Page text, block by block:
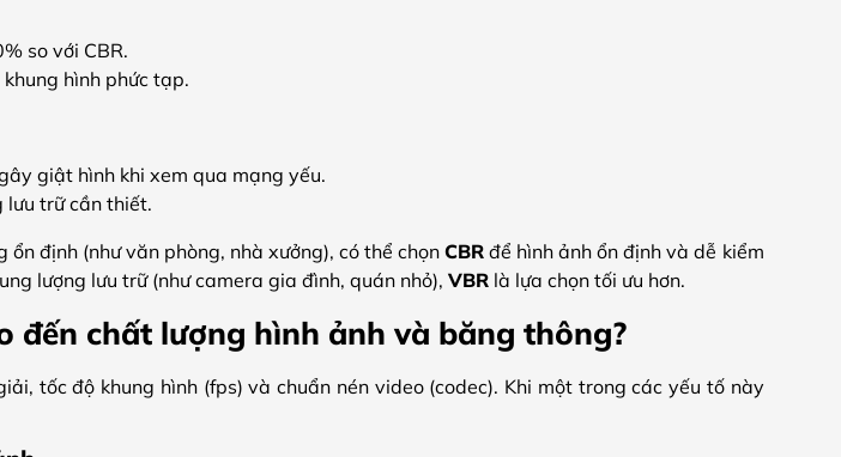
so với CBR.
hình phức tạp.
giật hình khi xem qua mạng yếu.
lưu trữ cần thiết.
ổn định (như văn phòng, nhà xưởng), có thể chọnCBR để hình ảnh ổn định và dễ kiểm
lượng lưu trữ (như camera gia đình, quán nhỏ),VBR là lựa chọn tối ưu hơn.
đến chất lượng hình ảnh và băng thông?
tốc độ khung hình (fps) và chuẩn nén video (codec). Khi một trong các yếu tố này